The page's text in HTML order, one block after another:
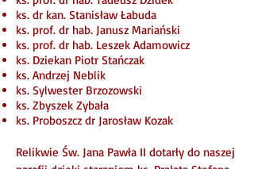
ks. dr kan. Stanisław Łabuda
ks. prof. dr hab. Janusz Mariański
ks. prof. dr hab. Leszek Adamowicz
ks. Dziekan Piotr Stańczak
ks. Andrzej Neblik
ks. Sylwester Brzozowski
ks. Zbyszek Zybała
ks. Proboszcz dr Jarosław Kozak
Relikwie Św. Jana Pawła II dotarły do naszej